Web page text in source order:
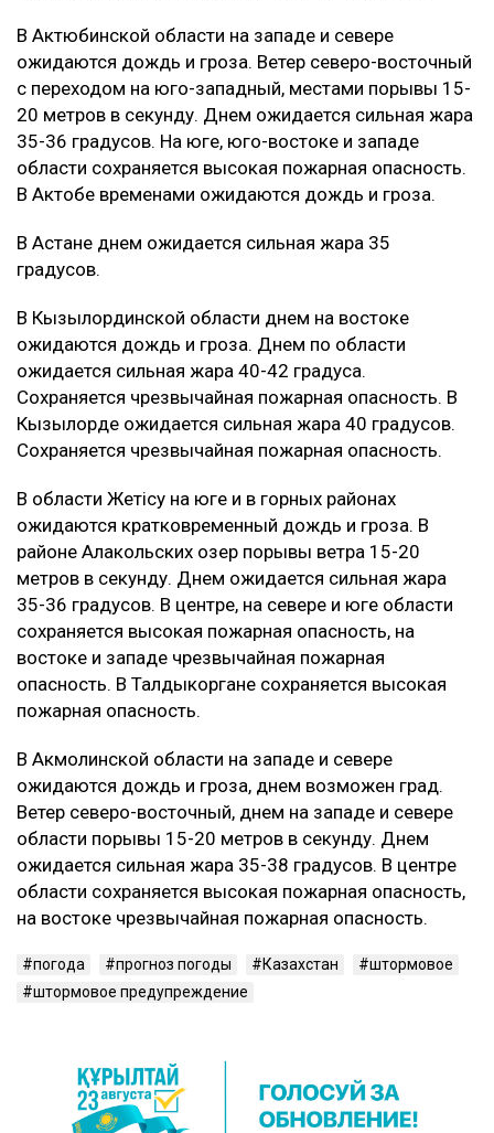
В Актюбинской области на западе и севере
ожидаются дождь и гроза. Ветер северо-восточный
с переходом на юго-западный, местами порывы 15-
20 метров в секунду. Днем ожидается сильная жара
35-36 градусов. На юге, юго-востоке и западе
области сохраняется высокая пожарная опасность.
В Актобе временами ожидаются дождь и гроза.
В Астане днем ожидается сильная жара 35
градусов.
В Кызылординской области днем на востоке
ожидаются дождь и гроза. Днем по области
ожидается сильная жара 40-42 градуса.
Сохраняется чрезвычайная пожарная опасность. В
Кызылорде ожидается сильная жара 40 градусов.
Сохраняется чрезвычайная пожарная опасность.
В области Жетісу на юге и в горных районах
ожидаются кратковременный дождь и гроза. В
районе Алакольских озер порывы ветра 15-20
метров в секунду. Днем ожидается сильная жара
35-36 градусов. В центре, на севере и юге области
сохраняется высокая пожарная опасность, на
востоке и западе чрезвычайная пожарная
опасность. В Талдыкоргане сохраняется высокая
пожарная опасность.
В Акмолинской области на западе и севере
ожидаются дождь и гроза, днем возможен град.
Ветер северо-восточный, днем на западе и севере
области порывы 15-20 метров в секунду. Днем
ожидается сильная жара 35-38 градусов. В центре
области сохраняется высокая пожарная опасность,
на востоке чрезвычайная пожарная опасность.
погода прогноз погоды Казахстан
штормовое
штормовое предупреждение